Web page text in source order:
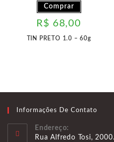
Comprar
R$ 68,00
TIN PRETO 1.0 – 60g
Informações De Contato
Endereço:
Rua Alfredo Tosi,